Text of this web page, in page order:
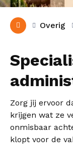
Overig
Zorg jij ervoor
krijgen wat ze
onmisbaar
klopt voor de